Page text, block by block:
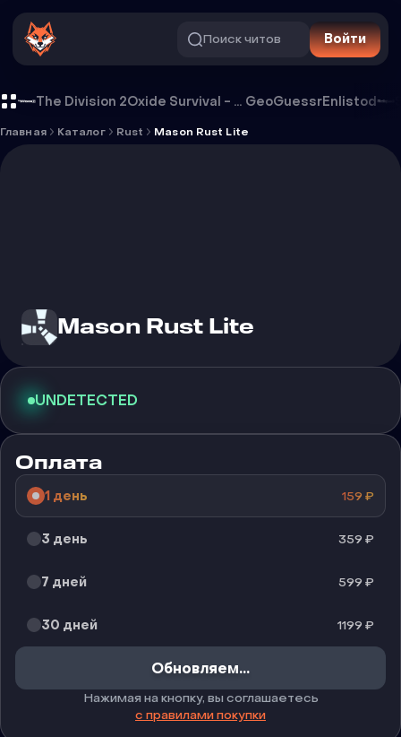
Поиск читов Войти
The Division 2 Oxide Survival - Rust Mobile GeoGuessrEnlistod
Главная Каталог Rust Mason Rust Lite
Mason Rust Lite
UNDETECTED
Оплата
1 день 159 ₽
3 день 359 ₽
7 дней 599 ₽
30 дней 1199 ₽
Обновляем...
Нажимая на кнопку, вы соглашаетесь
с правилами покупки